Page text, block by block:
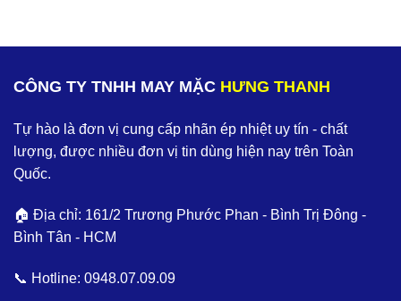
CÔNG TY TNHH MAY MẶC HƯNG THANH
Tự hào là đơn vị cung cấp nhãn ép nhiệt uy tín - chất
lượng, được nhiều đơn vị tin dùng hiện nay trên Toàn
Quốc.
🏠 Địa chỉ: 161/2 Trương Phước Phan - Bình Trị Đông -
Bình Tân - HCM
📞 Hotline: 0948.07.09.09